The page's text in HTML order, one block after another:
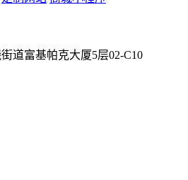
道富基帕克大厦5层02-C10